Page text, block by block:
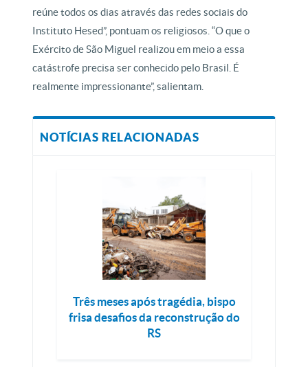
reúne todos os dias através das redes sociais do
Instituto Hesed”, pontuam os religiosos. “O que o
Exército de São Miguel realizou em meio a essa
catástrofe precisa ser conhecido pelo Brasil. É
realmente impressionante”, salientam.
NOTÍCIAS RELACIONADAS
Três meses após tragédia, bispo
frisa desafios da reconstrução do
RS